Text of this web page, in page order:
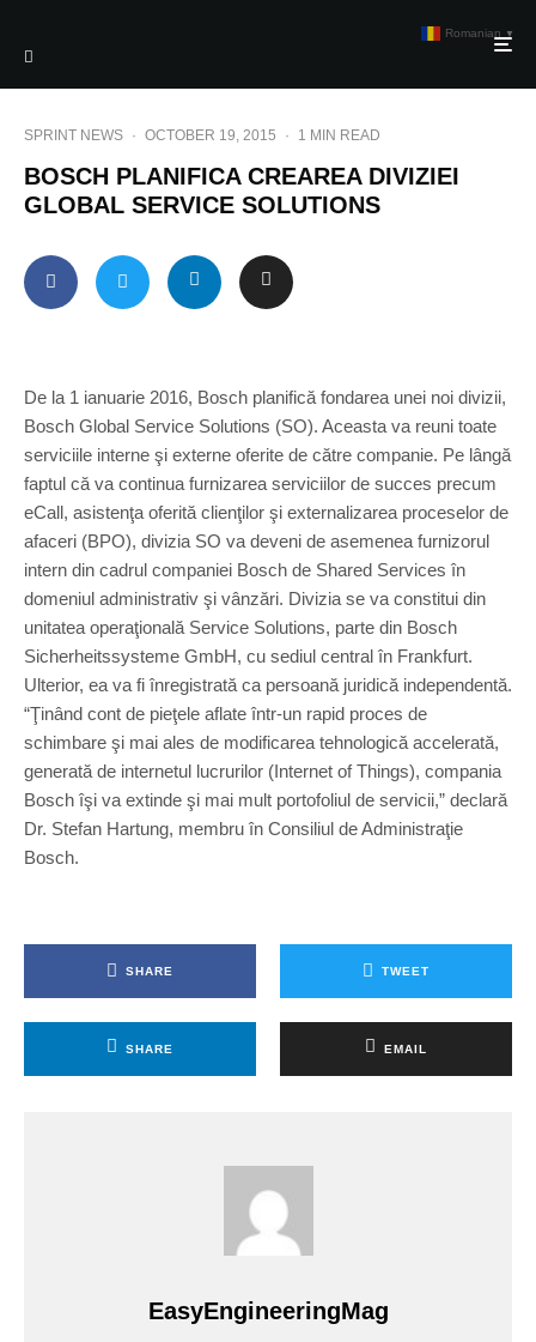
SPRINT NEWS · OCTOBER 19, 2015 · 1 MIN READ
BOSCH PLANIFICA CREAREA DIVIZIEI
GLOBAL SERVICE SOLUTIONS
De la 1 ianuarie 2016, Bosch planifică fondarea unei noi divizii,
Bosch Global Service Solutions (SO). Aceasta va reuni toate
serviciile interne şi externe oferite de către companie. Pe lângă
faptul că va continua furnizarea serviciilor de succes precum
eCall, asistenţa oferită clienţilor şi externalizarea proceselor de
afaceri (BPO), divizia SO va deveni de asemenea furnizorul
intern din cadrul companiei Bosch de Shared Services în
domeniul administrativ şi vânzări. Divizia se va constitui din
unitatea operaţională Service Solutions, parte din Bosch
Sicherheitssysteme GmbH, cu sediul central în Frankfurt.
Ulterior, ea va fi înregistrată ca persoană juridică independentă.
“Ţinând cont de pieţele aflate într-un rapid proces de
schimbare şi mai ales de modificarea tehnologică accelerată,
generată de internetul lucrurilor (Internet of Things), compania
Bosch îşi va extinde şi mai mult portofoliul de servicii,” declară
Dr. Stefan Hartung, membru în Consiliul de Administraţie
Bosch.
SHARE TWEET
SHARE EMAIL
EasyEngineeringMag
Romanian ▼